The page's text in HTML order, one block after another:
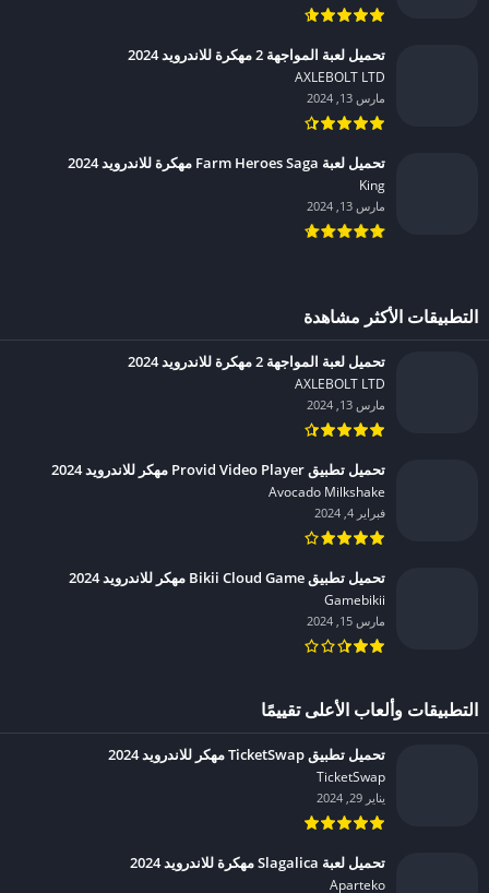
تحميل لعبة المواجهة 2 مهكرة للاندرويد 2024
AXLEBOLT LTD‏
مارس 13, 2024
تحميل لعبة Farm Heroes Saga مهكرة للاندرويد 2024
King‏
مارس 13, 2024
التطبيقات الأكثر مشاهدة
تحميل لعبة المواجهة 2 مهكرة للاندرويد 2024
AXLEBOLT LTD‏
مارس 13, 2024
تحميل تطبيق Provid Video Player مهكر للاندرويد 2024
Avocado Milkshake‏
فبراير 4, 2024
تحميل تطبيق Bikii Cloud Game مهكر للاندرويد 2024
Gamebikii‏
مارس 15, 2024
التطبيقات وألعاب الأعلى تقييمًا
تحميل تطبيق TicketSwap مهكر للاندرويد 2024
TicketSwap‏
يناير 29, 2024
تحميل لعبة Slagalica مهكرة للاندرويد 2024
Aparteko‏